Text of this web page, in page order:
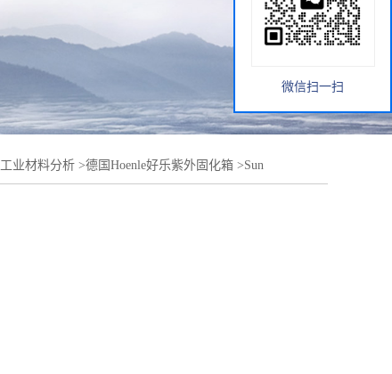
工业材料分析 >德国Hoenle好乐紫外固化箱 >Sun
微信扫一扫